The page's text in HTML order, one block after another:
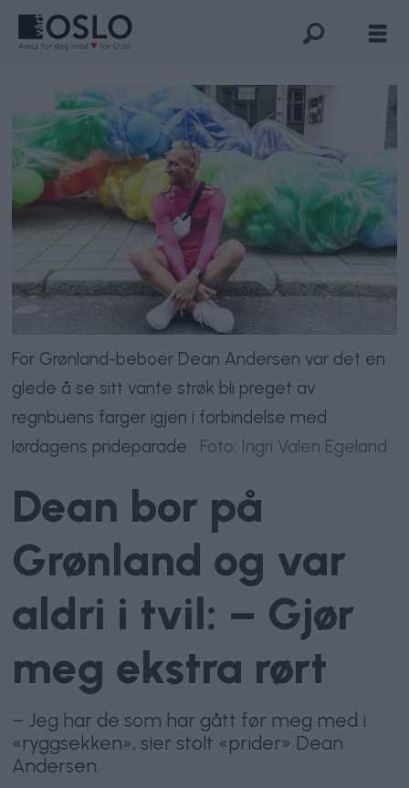
For Grønland-beboer Dean Andersen var det en
glede å se sitt vante strøk bli preget av
regnbuens farger igjen i forbindelse med
lørdagens prideparade. Foto: Ingri Valen Egeland
Dean bor på
Grønland og var
aldri i tvil: – Gjør
meg ekstra rørt
– Jeg har de som har gått før meg med i
«ryggsekken», sier stolt «prider» Dean
Andersen.